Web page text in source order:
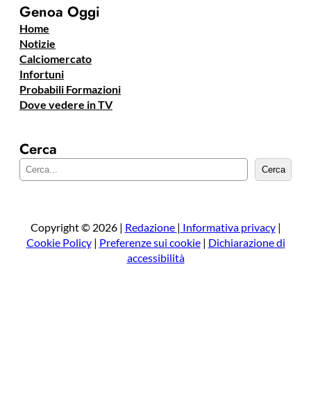
Genoa Oggi
Home
Notizie
Calciomercato
Infortuni
Probabili Formazioni
Dove vedere in TV
Cerca
e
a
Cerca
Copyright © 2026 | Redazione | Informativa privacy|
Cookie Policy| Preferenze sui cookie| Dichiarazione di
accessibilità